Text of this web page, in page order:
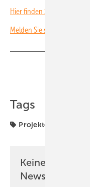
Hier finden Sie neue
Melden Sie sich für
Tags
Projekte
Keine Zeit?
Newsletter!